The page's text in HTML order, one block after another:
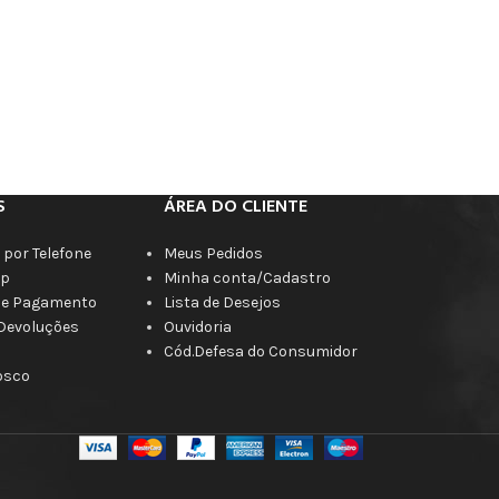
Telefone
Pagamento
ÁREA DO CLIENTE
Meus Pedidos
Minha conta/Cadastro
Lista de Desejos
Ouvidoria
Cód.Defesa do Consumidor